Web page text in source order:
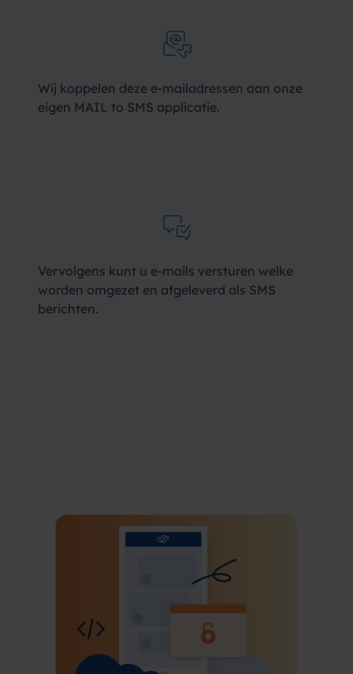
Wij koppelen deze e-mailadressen aan onze
eigen MAIL to SMS applicatie.
Vervolgens kunt u e-mails versturen welke
worden omgezet en afgeleverd als SMS
berichten.